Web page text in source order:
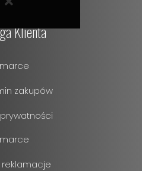
Klienta
zakupów
reklamacje